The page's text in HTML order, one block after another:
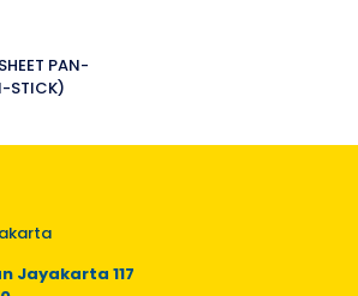
PAN-
STICK)
Jayakarta 117